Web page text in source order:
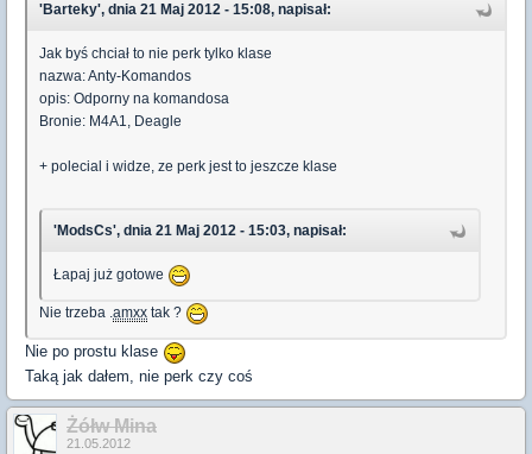
'Barteky', dnia 21 Maj 2012 - 15:08, napisał:
Jak byś chciał to nie perk tylko klase
nazwa: Anty-Komandos
opis: Odporny na komandosa
Bronie: M4A1, Deagle
+ polecial i widze, ze perk jest to jeszcze klase
'ModsCs', dnia 21 Maj 2012 - 15:03, napisał:
Łapaj już gotowe
Nie trzeba .amxx tak ?
Nie po prostu klase
Taką jak dałem, nie perk czy coś
Żółw Mina
21.05.2012